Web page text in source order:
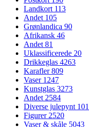
Landkort 113
Andet 105
Grønlandica 90
Afrikansk 46
Andet81
Uklassificerede 20
Drikkeglas 4263
Karafler809
Vaser 1247
Kunstglas 3273
Andet2584
Diverse julepynt
Figurer2520
Vaser & skåle 5043